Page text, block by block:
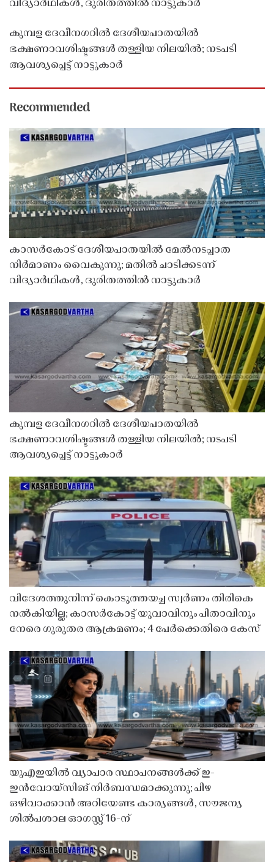
വിദ്യാർഥികൾ, ദുരിതത്തിൽ നാട്ടുകാർ
കുമ്പള ദേവീനഗറിൽ ദേശീയപാതയിൽ
ഭക്ഷണാവശിഷ്ടങ്ങൾ തള്ളിയ നിലയിൽ; നടപടി
ആവശ്യപ്പെട്ട് നാട്ടുകാർ
Recommended
കാസർകോട് ദേശീയപാതയിൽ മേൽനടപ്പാത
നിർമാണം വൈകുന്നു; മതിൽ ചാടിക്കടന്ന്
വിദ്യാർഥികൾ, ദുരിതത്തിൽ നാട്ടുകാർ
കുമ്പള ദേവീനഗറിൽ ദേശീയപാതയിൽ
ഭക്ഷണാവശിഷ്ടങ്ങൾ തള്ളിയ നിലയിൽ; നടപടി
ആവശ്യപ്പെട്ട് നാട്ടുകാർ
വിദേശത്തുനിന്ന് കൊടുത്തയച്ച സ്വർണം തിരികെ
നൽകിയില്ല; കാസർകോട്ട് യുവാവിനും പിതാവിനും
നേരെ ഗുരുതര ആക്രമണം; 4 പേർക്കെതിരെ കേസ്
യുഎഇയിൽ വ്യാപാര സ്ഥാപനങ്ങൾക്ക് ഇ-
ഇൻവോയ്സിങ് നിർബന്ധമാക്കുന്നു; പിഴ
ഒഴിവാക്കാൻ അറിയേണ്ട കാര്യങ്ങൾ, സൗജന്യ
ശിൽപശാല ഓഗസ്റ്റ് 16-ന്